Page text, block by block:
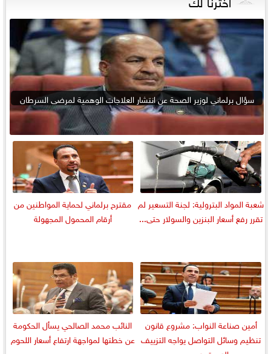
سؤال برلماني لوزير الصحة عن انتشار العلاجات الوهمية لمرضى السرطان
شعبة المواد البترولية: لجنة التسعير لم
تقرر رفع أسعار البنزين والسولار حتى...
مقترح برلماني لحماية المواطنين من
أرقام المحمول المجهولة
أمين صناعة النواب: مشروع قانون
تنظيم وسائل التواصل يواجه التزييف
النائب محمد الصالحي يسأل الحكومة
عن خطتها لمواجهة ارتفاع أسعار اللحوم